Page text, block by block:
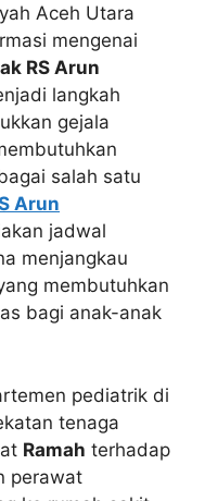
Aceh Utara
mengenai
RS Arun
langkah
gejala
salah satu
Arun
jadwal
menjangkau
membutuhkan
bagi anak-anak
pediatrik di
tenaga
Ramah terhadap
perawat